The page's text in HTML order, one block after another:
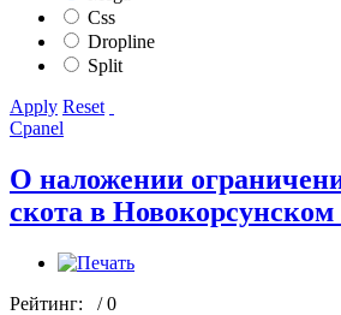
Css
Dropline
Split
Apply Reset
Cpanel
О наложении
скота в
Рейтинг:
/ 0